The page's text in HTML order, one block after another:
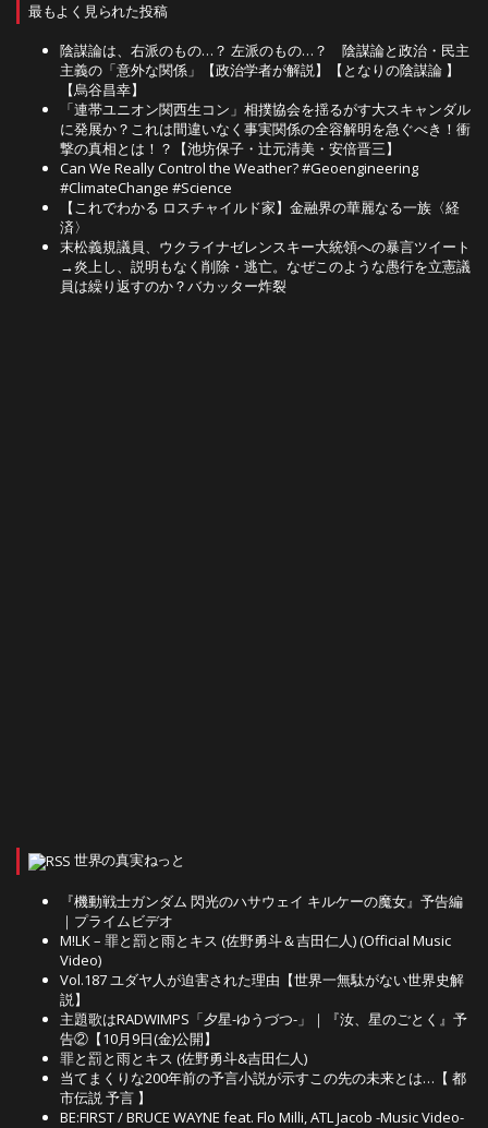
最もよく見られた投稿
陰謀論は、右派のもの…？ 左派のもの…？ 陰謀論と政治・民主
主義の「意外な関係」【政治学者が解説】【となりの陰謀論 】
【烏谷昌幸】
「連帯ユニオン関西生コン」相撲協会を揺るがす大スキャンダル
に発展か？これは間違いなく事実関係の全容解明を急ぐべき！衝
撃の真相とは！？【池坊保子・辻元清美・安倍晋三】
Can We Really Control the Weather? #Geoengineering
#ClimateChange #Science
【これでわかる ロスチャイルド家】金融界の華麗なる一族〈経
済〉
末松義規議員、ウクライナゼレンスキー大統領への暴言ツイート
→炎上し、説明もなく削除・逃亡。なぜこのような愚行を立憲議
員は繰り返すのか？バカッター炸裂
世界の真実ねっと
『機動戦士ガンダム 閃光のハサウェイ キルケーの魔女』予告編
｜プライムビデオ
M!LK – 罪と罰と雨とキス (佐野勇斗＆吉田仁人) (Official Music
Video)
Vol.187 ユダヤ人が迫害された理由【世界一無駄がない世界史解
説】
主題歌はRADWIMPS「夕星-ゆうづつ-」｜『汝、星のごとく』予
告②【10月9日(金)公開】
罪と罰と雨とキス (佐野勇斗&吉田仁人)
当てまくりな200年前の予言小説が示すこの先の未来とは…【 都
市伝説 予言 】
BE:FIRST / BRUCE WAYNE feat. Flo Milli, ATL Jacob -Music Video-